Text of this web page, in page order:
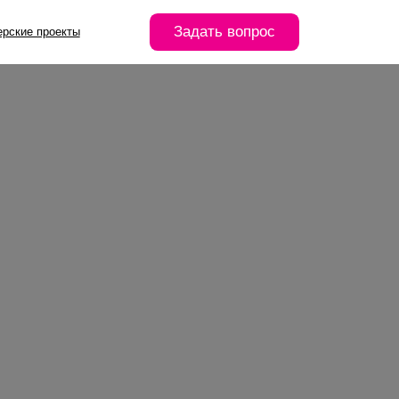
Задать вопрос